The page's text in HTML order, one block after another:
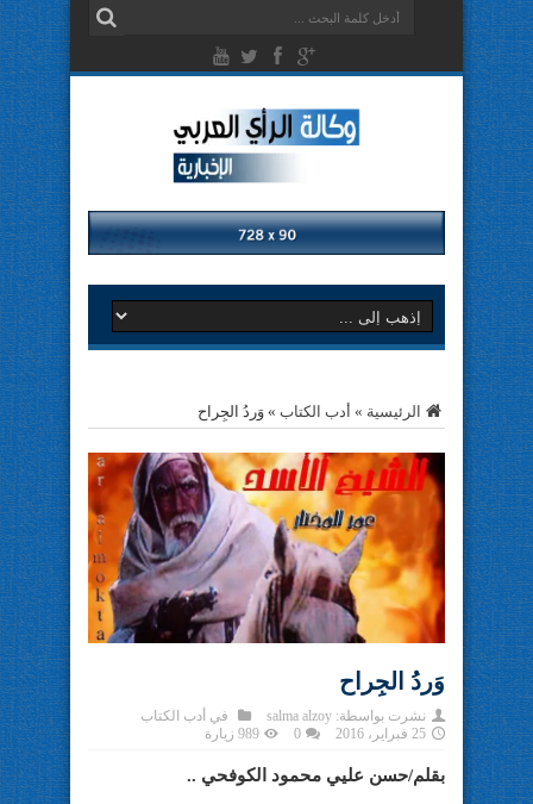
الرئيسية » أدب الكتاب » وَردُ الجِراح
وَردُ الجِراح
نشرت بواسطة: salma alzoy في أدب الكتاب
25 فبراير، 2016
0 989 زيارة
بقلم/حسن عليي محمود الكوفحي ..